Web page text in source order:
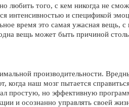
любить того, с кем никогда не
интенсивностью и спецификой
время это самая ужасная вещь, с
вещь может быть причиной
производительности.
когда наш мозг пытается
простую, но эффективную
и осознанно управлять своей